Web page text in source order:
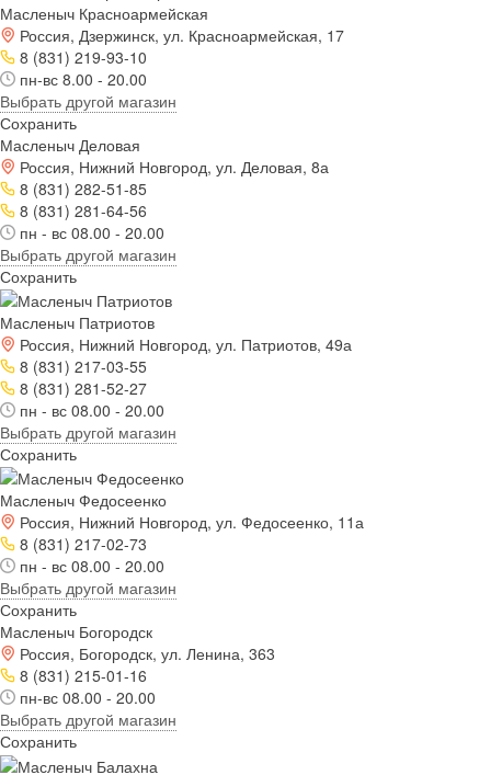
Масленыч Красноармейская
Россия, Дзержинск, ул. Красноармейская, 17
8 (831) 219-93-10
пн-вс 8.00 - 20.00
Выбрать другой магазин
Сохранить
Масленыч Деловая
Россия, Нижний Новгород, ул. Деловая, 8а
8 (831) 282-51-85
8 (831) 281-64-56
пн - вс 08.00 - 20.00
Выбрать другой магазин
Сохранить
Масленыч Патриотов
Россия, Нижний Новгород, ул. Патриотов, 49а
8 (831) 217-03-55
8 (831) 281-52-27
пн - вс 08.00 - 20.00
Выбрать другой магазин
Сохранить
Масленыч Федосеенко
Россия, Нижний Новгород, ул. Федосеенко, 11а
8 (831) 217-02-73
пн - вс 08.00 - 20.00
Выбрать другой магазин
Сохранить
Масленыч Богородск
Россия, Богородск, ул. Ленина, 363
8 (831) 215-01-16
пн-вс 08.00 - 20.00
Выбрать другой магазин
Сохранить